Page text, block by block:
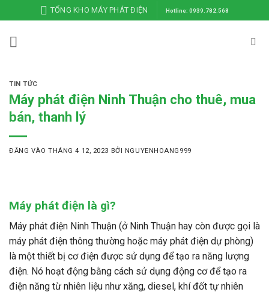
qua
nội
TỔNG KHO MÁY PHÁT ĐIỆN Hotline: 0939.782.568
TIN TỨC
Máy phát điện Ninh Thuận cho thuê, mua
bán, thanh lý
ĐĂNG VÀOTHÁNG 4 12, 2023 BỞI NGUYENHOANG999
Máy phát điện là gì?
Máy phát điện Ninh Thuận (ở Ninh Thuận hay còn được gọi là
máy phát điện thông thường hoặc máy phát điện dự phòng)
là một thiết bị cơ điện được sử dụng để tạo ra năng lượng
điện. Nó hoạt động bằng cách sử dụng động cơ để tạo ra
điện năng từ nhiên liệu như xăng, diesel, khí đốt tự nhiên